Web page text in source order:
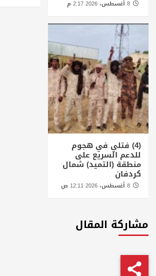
(4) فتلي في هجوم
للدعم السريع على
منطقة (التميد) شمال
كردفان
مشاركة المقال